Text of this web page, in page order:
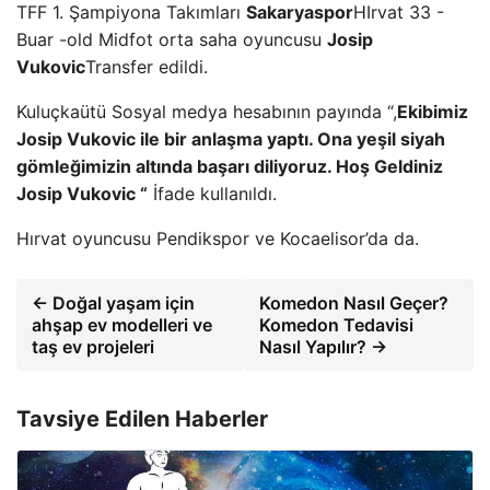
TFF 1. Şampiyona Takımları SakaryasporHIrvat 33 -
Buar -old Midfot orta saha oyuncusu Josip
VukovicTransfer edildi.
Kuluçkaütü Sosyal medya hesabının payında “,Ekibimiz
Josip Vukovic ile bir anlaşma yaptı. Ona yeşil siyah
gömleğimizin altında başarı diliyoruz. Hoş Geldiniz
Josip Vukovic “ İfade kullanıldı.
Hırvat oyuncusu Pendikspor ve Kocaelisor’da da.
← Doğal yaşam için
ahşap ev modelleri ve
taş ev projeleri
Komedon Nasıl Geçer?
Komedon Tedavisi
Nasıl Yapılır? →
Tavsiye Edilen Haberler